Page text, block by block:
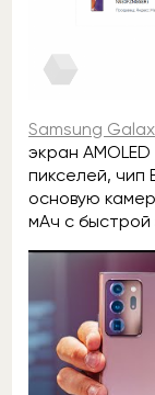
Samsung
экран
пикселей, чип
основую
мАч с быстрой